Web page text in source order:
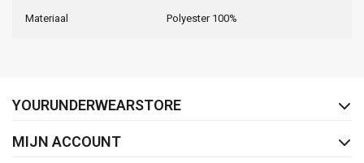
Materiaal Polyester 100%
YOURUNDERWEARSTORE
MIJN ACCOUNT